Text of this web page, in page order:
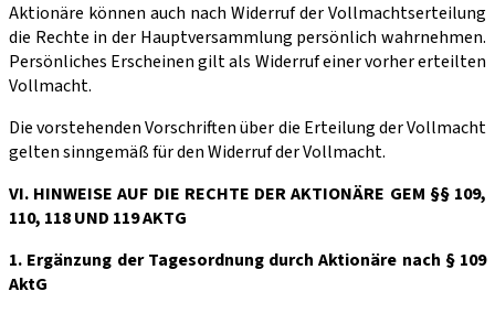
Aktionäre können auch nach Widerruf der Vollmachtserteilung
die Rechte in der Hauptversammlung persönlich wahrnehmen.
Persönliches Erscheinen gilt als Widerruf einer vorher erteilten
Vollmacht.
Die vorstehenden Vorschriften über die Erteilung der Vollmacht
gelten sinngemäß für den Widerruf der Vollmacht.
VI. HINWEISE AUF DIE RECHTE DER AKTIONÄRE GEM §§ 109,
110, 118 UND 119 AKTG
1. Ergänzung der Tagesordnung durch Aktionäre nach § 109
AktG